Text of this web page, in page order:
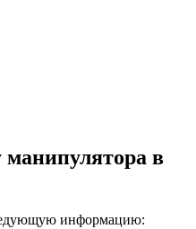
манипулятора в
информацию: